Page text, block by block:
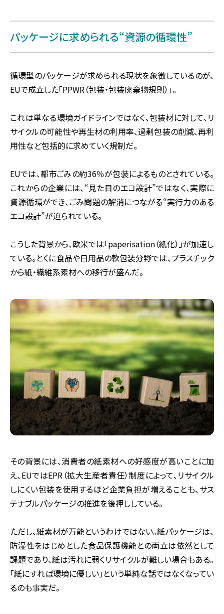
パッケージに求められる“資源の循環性”
循環型のパッケージが求められる現状を象徴しているのが、
EUで成立した「PPWR（包装・包装廃棄物規則）」。
これは単なる環境ガイドラインではなく、包装材に対して、リ
サイクルの可能性や再生材の利用率、過剰包装の削減、再利
用性など包括的に求めていく規制だ。
EUでは、都市ごみの約36％が包装によるものとされている。
これからの企業には、“見た目のエコ設計”ではなく、実際に
資源循環ができ、ごみ問題の解消につながる“実行力のある
エコ設計”が迫られている。
こうした背景から、欧米では「paperisation（紙化）」が加速し
ている。とくに食品や日用品の軟包装分野では、プラスチック
から紙・繊維系素材への移行が盛んだ。
その背景には、消費者の紙素材への好感度が高いことに加
え、EUではEPR（拡大生産者責任）制度によって、リサイクル
しにくい包装を使用するほど企業負担が増えることも、サス
テナブルパッケージの推進を後押ししている。
ただし、紙素材が万能というわけではない。紙パッケージは、
防湿性をはじめとした食品保護機能との両立は依然として
課題であり、紙は汚れに弱くリサイクルが難しい場合もある。
「紙にすれば環境に優しい」という単純な話ではなくなってい
るのも事実だ。